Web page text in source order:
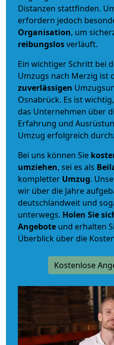
Distanzen stattfinden.
erfordern jedoch
Organisation, um
reibungslosverläuft.
Ein wichtiger Schritt bei
Umzugs nach Merzig ist
zuverlässigen
Osnabrück. Es ist
das Unternehmen über
Erfahrung und
Umzug erfolgreich
Bei uns können Sie
umziehen, sei es als
kompletter Umzug.
wir über die Jahre
deutschlandweit und
unterwegs. Holen Sie
Angebote und erhalten
Überblick über die
Kostenlose